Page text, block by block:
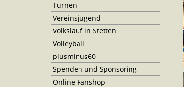
Turnen
Vereinsjugend
Volkslauf in Stetten
Volleyball
plusminus60
Spenden und Sponsoring
Online Fanshop